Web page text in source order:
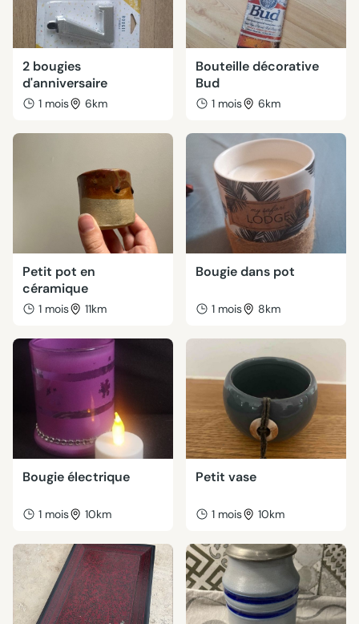
2 bougies
d'anniversaire
1 mois 6km
Bouteille décorative
Bud
1 mois 6km
Petit pot en
céramique
1 mois 11km
Bougie dans pot
1 mois 8km
Bougie électrique
1 mois 10km
Petit vase
1 mois 10km